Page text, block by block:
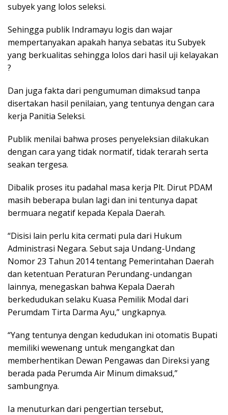
subyek yang lolos seleksi.
Sehingga publik Indramayu logis dan wajar
mempertanyakan apakah hanya sebatas itu Subyek
yang berkualitas sehingga lolos dari hasil uji kelayakan
?
Dan juga fakta dari pengumuman dimaksud tanpa
disertakan hasil penilaian, yang tentunya dengan cara
kerja Panitia Seleksi.
Publik menilai bahwa proses penyeleksian dilakukan
dengan cara yang tidak normatif, tidak terarah serta
seakan tergesa.
Dibalik proses itu padahal masa kerja Plt. Dirut PDAM
masih beberapa bulan lagi dan ini tentunya dapat
bermuara negatif kepada Kepala Daerah.
“Disisi lain perlu kita cermati pula dari Hukum
Administrasi Negara. Sebut saja Undang-Undang
Nomor 23 Tahun 2014 tentang Pemerintahan Daerah
dan ketentuan Peraturan Perundang-undangan
lainnya, menegaskan bahwa Kepala Daerah
berkedudukan selaku Kuasa Pemilik Modal dari
Perumdam Tirta Darma Ayu,” ungkapnya.
“Yang tentunya dengan kedudukan ini otomatis Bupati
memiliki wewenang untuk mengangkat dan
memberhentikan Dewan Pengawas dan Direksi yang
berada pada Perumda Air Minum dimaksud,”
sambungnya.
Ia menuturkan dari pengertian tersebut,